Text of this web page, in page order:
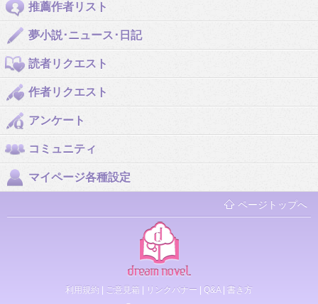
推薦作者リスト
夢小説･ニュース･日記
読者リクエスト
作者リクエスト
アンケート
コミュニティ
マイページ各種設定
ページトップへ
利用規約 ご意見箱 リンクバナー Q&A| 書き方